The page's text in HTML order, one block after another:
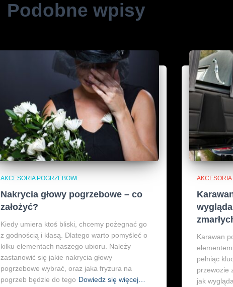
Podobne wpisy
AKCESORIA POGRZEBOWE
Nakrycia głowy pogrzebowe – co
założyć?
Kiedy umiera ktoś bliski, chcemy pożegnać go
z godnością i klasą. Dlatego warto pomyśleć o
kilku elementach naszego ubioru. Należy
zastanowić się jakie nakrycia głowy
pogrzebowe wybrać, oraz jaka fryzura na
pogrzeb będzie do tego Dowiedz się więcej…
Karawan
pełniąc
przewozie
jak